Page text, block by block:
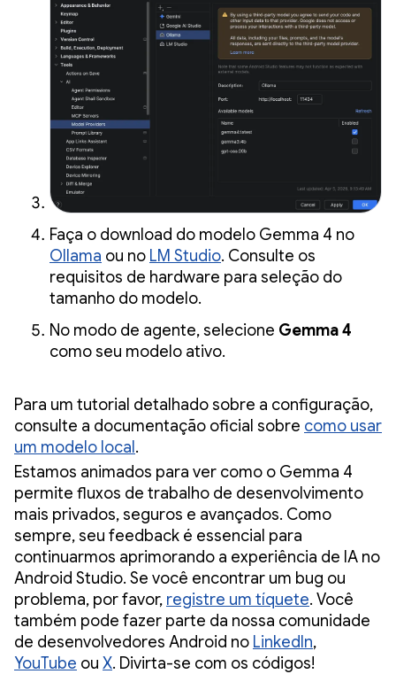
Faça o download do modelo Gemma 4 no
Ollama ou no LM Studio. Consulte os
requisitos de hardware para seleção do
tamanho do modelo.
No modo de agente, selecione Gemma 4
como seu modelo ativo.
Para um tutorial detalhado sobre a configuração,
consulte a documentação oficial sobre como usar
um modelo local .
Estamos animados para ver como o Gemma 4
permite fluxos de trabalho de desenvolvimento
mais privados, seguros e avançados. Como
sempre, seu feedback é essencial para
continuarmos aprimorando a experiência de IA no
Android Studio. Se você encontrar um bug ou
problema, por favor, registre um tíquete. Você
também pode fazer parte da nossa comunidade
de desenvolvedores Android no LinkedIn,
YouTube ou X. Divirta-se com os códigos!